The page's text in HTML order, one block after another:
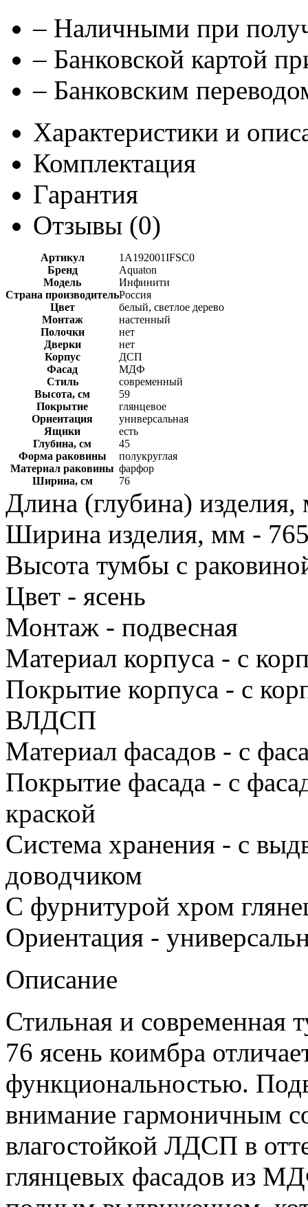
– Наличными при
– Банковской картой
– Банковским
Характеристики и
Комплектация
Гарантия
Отзывы (0)
Артикул
1A192001IFSC0
Бренд
Aquaton
Модель
Инфинити
Страна производительРоссия
Цвет
белый, светлое дерево
Монтаж
настенный
Полочки
нет
Дверки
нет
Корпус
ДСП
Фасад
МДФ
Стиль
современный
Высота, см
59
Покрытие
глянцевое
Ориентация
универсальная
Ящики
есть
Глубина, см
45
Форма раковины
полукруглая
Материал раковины фарфор
Ширина, см
76
Длина (глубина)
Ширина изделия, мм -
Высота тумбы с
Цвет - ясень
Монтаж - подвесная
Материал корпуса - с
Покрытие корпуса - с
ВЛДСП
Материал фасадов - с
Покрытие фасада - с
краской
Система хранения - с
доводчиком
С фурнитурой хром
Ориентация -
Описание
Стильная и современная
76 ясень коимбра
функциональностью.
внимание гармоничным
влагостойкой ЛДСП в
глянцевых фасадов из